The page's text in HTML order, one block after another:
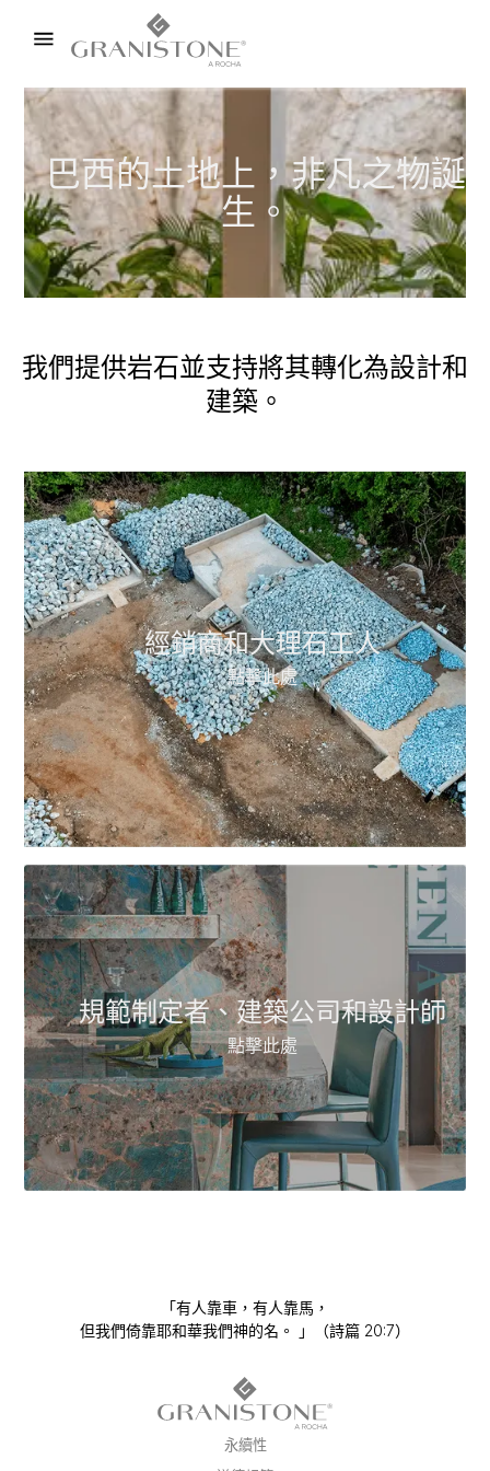
巴西的土地上，非凡之物誕
生。
我們提供岩石並支持將其轉化為設計和
建築。
經銷商和大理石工人
點擊此處
規範制定者、建築公司和設計師
點擊此處
「有人靠車，有人靠馬，
但我們倚靠耶和華我們神的名。 」（詩篇 20:7）
永續性